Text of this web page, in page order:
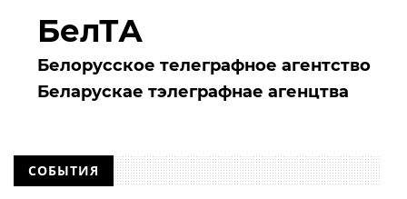
БелТА
Белорусское телеграфное агентство
Беларускае тэлеграфнае агенцтва
СОБЫТИЯ